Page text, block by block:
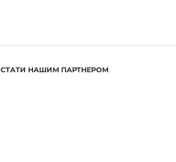
СТАТИ НАШИМ ПАРТНЕРОМ